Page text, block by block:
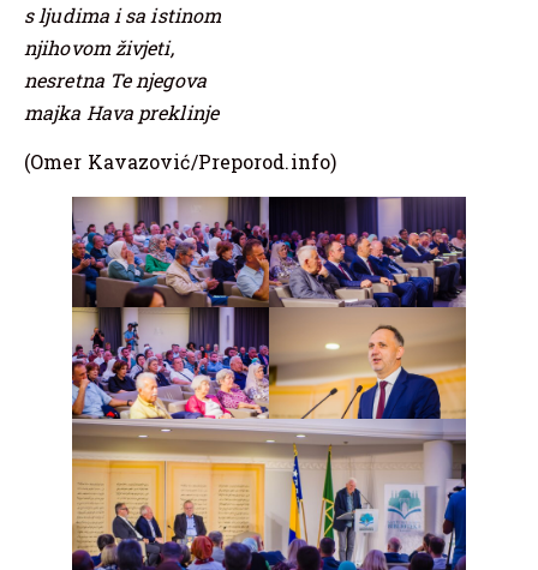
s ljudima i sa istinom
njihovom živjeti,
nesretna Te njegova
majka Hava preklinje
(Omer Kavazović/Preporod.info)